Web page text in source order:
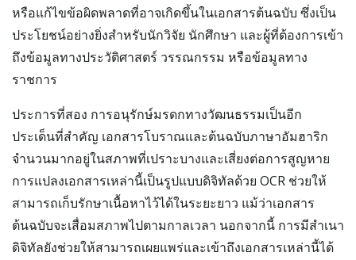
หรือแก้ไขข้อผิดพลาดที่อาจเกิดขึ้นในเอกสารต้นฉบับ ซึ่งเป็น
ประโยชน์อย่างยิ่งสำหรับนักวิจัย นักศึกษา และผู้ที่ต้องการเข้า
ถึงข้อมูลทางประวัติศาสตร์ วรรณกรรม หรือข้อมูลทาง
ราชการ
ประการที่สอง การอนุรักษ์มรดกทางวัฒนธรรมเป็นอีก
ประเด็นที่สำคัญ เอกสารโบราณและต้นฉบับภาษาอัมฮาริก
จำนวนมากอยู่ในสภาพที่เปราะบางและเสี่ยงต่อการสูญหาย
การแปลงเอกสารเหล่านี้เป็นรูปแบบดิจิทัลด้วย OCR ช่วยให้
สามารถเก็บรักษาเนื้อหาไว้ได้ในระยะยาว แม้ว่าเอกสาร
ต้นฉบับจะเสื่อมสภาพไปตามกาลเวลา นอกจากนี้ การมีสำเนา
ดิจิทัลยังช่วยให้สามารถเผยแพร่และเข้าถึงเอกสารเหล่านี้ได้